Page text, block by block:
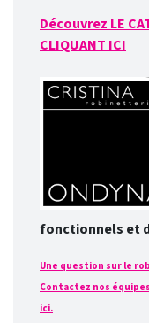
Découvrez LE
CLIQUANT ICI
fonctionnels et
Une question sur le
Contactez nos
ici.